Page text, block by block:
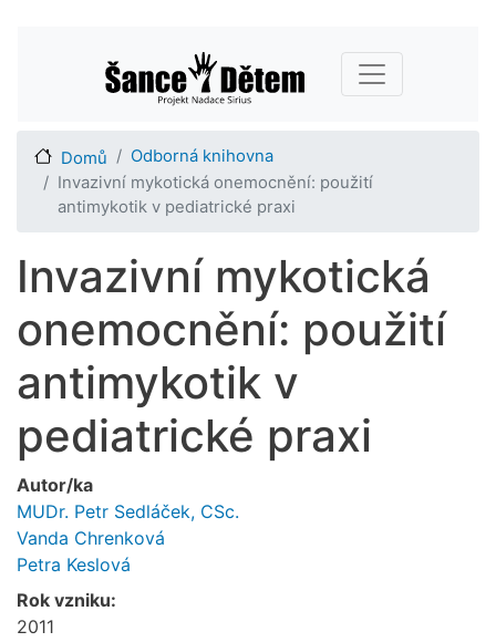
hlavnímu
obsahu
Main navigation
Domů
Odborná knihovna
Invazivní mykotická onemocnění: použití
antimykotik v pediatrické praxi
Invazivní mykotická
onemocnění: použití
antimykotik v
pediatrické praxi
Autor/ka
MUDr. Petr Sedláček, CSc.
Vanda Chrenková
Petra Keslová
Rok vzniku:
2011